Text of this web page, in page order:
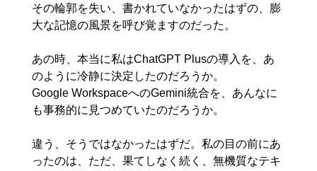
その輪郭を失い、書かれていなかったはずの、膨
大な記憶の風景を呼び覚ますのだった。
あの時、本当に私はChatGPT Plusの導入を、あ
のように冷静に決定したのだろうか。
Google WorkspaceへのGemini統合を、あんなに
も事務的に見つめていたのだろうか。
違う、そうではなかったはずだ。私の目の前にあ
ったのは、ただ、果てしなく続く、無機質なテキ